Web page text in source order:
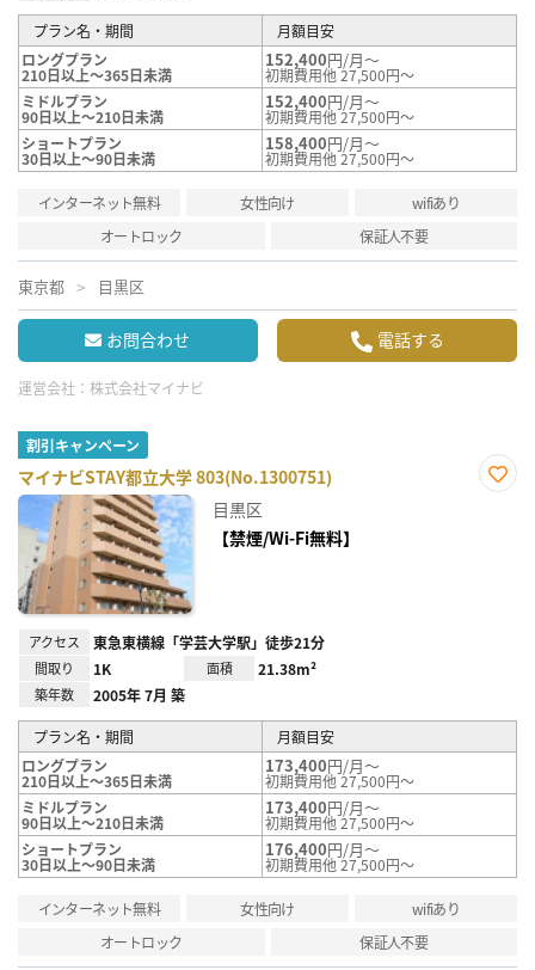
プラン名・期間
月額目安
ロングプラン
210日以上～365日未満
152,400円/月～
初期費用他 27,500円～
ミドルプラン
90日以上～210日未満
152,400円/月～
初期費用他 27,500円～
ショートプラン
30日以上～90日未満
158,400円/月～
初期費用他 27,500円～
インターネット無料 女性向け
wifiあり
オートロック
保証人不要
東京都 目黒区
お問合わせ 電話する
運営会社： 株式会社マイナビ
割引キャンペーン
マイナビSTAY都立大学 803(No.1300751)
目黒区
【禁煙/Wi-Fi無料】
アクセス 東急東横線「学芸大学駅」徒歩21分
間取り 1K 面積 21.38m²
築年数 2005年 7月 築
プラン名・期間
月額目安
ロングプラン
210日以上～365日未満
173,400円/月～
初期費用他 27,500円～
ミドルプラン
90日以上～210日未満
173,400円/月～
初期費用他 27,500円～
ショートプラン
30日以上～90日未満
176,400円/月～
初期費用他 27,500円～
インターネット無料 女性向け
wifiあり
オートロック
保証人不要